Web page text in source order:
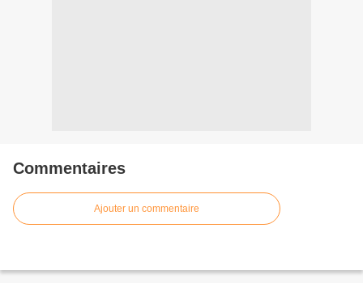
Commentaires
Ajouter un commentaire